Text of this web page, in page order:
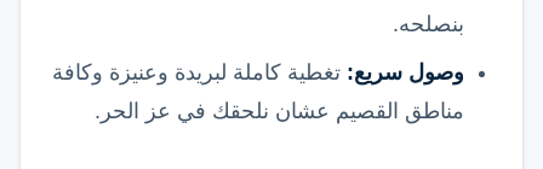
بنصلحه.
وصول سريع: تغطية كاملة لبريدة وعنيزة وكافة
مناطق القصيم عشان نلحقك في عز الحر.